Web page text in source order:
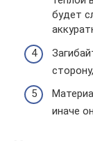
будет
иначе